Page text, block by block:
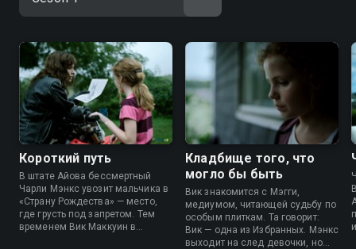
Короткий путь
В штате Айова бессмертный
Чарли Мэнкс увозит мальчика в
«Страну Рождества» — место,
где грусть под запретом. Тем
временем Вик Маккуин в
Кладбище того, что
могло бы быть
Вик знакомится с Мэгги,
медиумом, читающей судьбу по
особым плиткам. Та говорит:
Вик — одна из Избранных. Мэнкс
выходит на след девочки, но